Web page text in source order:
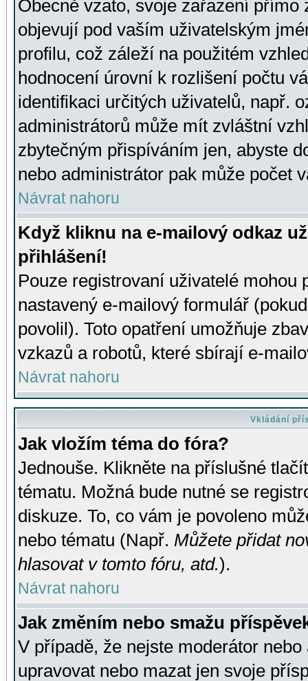
Obecně vzato, svoje zařazení přímo
objevují pod vaším uživatelským
profilu, což záleží na použitém
hodnocení úrovní k rozlišení počtu
identifikaci určitých uživatelů, např.
administrátorů může mít zvláštní
zbytečným přispíváním jen, abyste
nebo administrátor pak může počet
Návrat nahoru
Když kliknu na e-mailový odkaz
přihlášení!
Pouze registrovaní uživatelé mohou
nastavený e-mailový formulář
povolil). Toto opatření umožňuje
vzkazů a robotů, které sbírají e-
Návrat nahoru
Vkládání
Jak vložím téma do fóra?
Jednouše. Klikněte na příslušné
tématu. Možná bude nutné se
diskuze. To, co vám je povoleno
nebo tématu (Např. Můžete přidat
hlasovat v tomto fóru, atd.).
Návrat nahoru
Jak změním nebo smažu
V případě, že nejste moderátor
upravovat nebo mazat jen svoje